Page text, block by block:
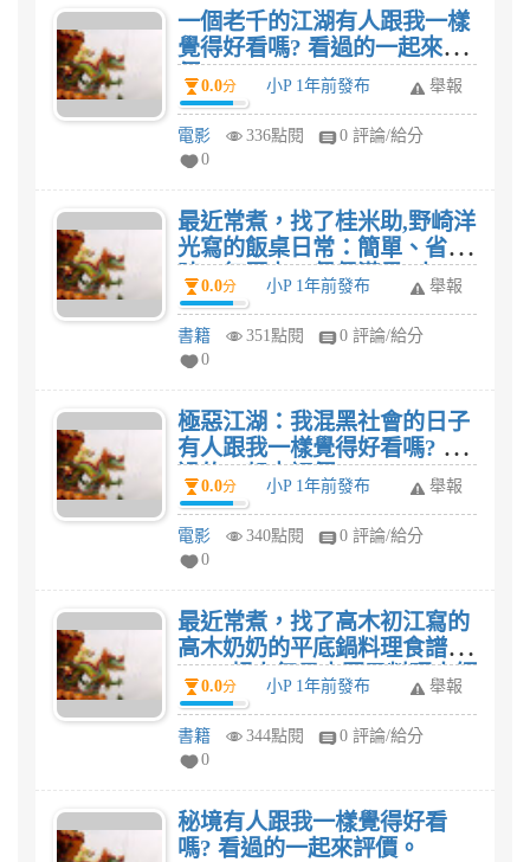
一個老千的江湖有人跟我一樣
覺得好看嗎? 看過的一起來評
價。
0.0分 小P 1年前發布 舉報
電影 336點閱
0 評論/給分
0
最近常煮，找了桂米助,野崎洋
光寫的飯桌日常：簡單、省
時、無壓力，餐餐滿足1人、2
人、全家人的幸福提案這本食
譜，我想家人有口福了。
0.0分 小P 1年前發布 舉報
書籍 351點閱
0 評論/給分
0
極惡江湖：我混黑社會的日子
有人跟我一樣覺得好看嗎? 看
過的一起來評價。
0.0分 小P 1年前發布 舉報
電影 340點閱
0 評論/給分
0
最近常煮，找了高木初江寫的
高木奶奶的平底鍋料理食譜：
NHK超人氣日本國民料理大師
教你簡易做出80道私房美味這
本食譜，我想家人有口福
了。
0.0分 小P 1年前發布 舉報
書籍 344點閱
0 評論/給分
0
秘境有人跟我一樣覺得好看
嗎? 看過的一起來評價。